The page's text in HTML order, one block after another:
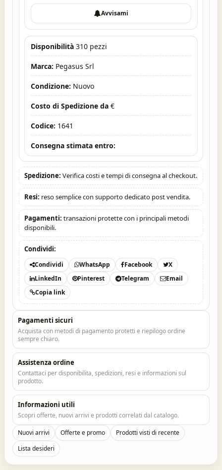
Avvisami
Disponibilità 310 pezzi
Marca: Pegasus Srl
Condizione: Nuovo
Costo di Spedizione da €
Codice: 1641
Consegna stimata entro:
Spedizione: Verifica costi e tempi di consegna al checkout.
Resi: reso semplice con supporto dedicato post vendita.
Pagamenti: transazioni protette con i principali metodi
disponibili.
Condividi:
Condividi WhatsApp Facebook
X
LinkedIn
Pinterest Telegram
Email
Copia link
Pagamenti sicuri
Acquista con metodi di pagamento protetti e riepilogo ordine
sempre chiaro.
Assistenza ordine
Contattaci per disponibilita, spedizioni, resi e informazioni sul
prodotto.
Informazioni utili
Scopri offerte, nuovi arrivi e prodotti correlati dal catalogo.
Nuovi arrivi Offerte e promo
Prodotti visti di recente
Lista desideri